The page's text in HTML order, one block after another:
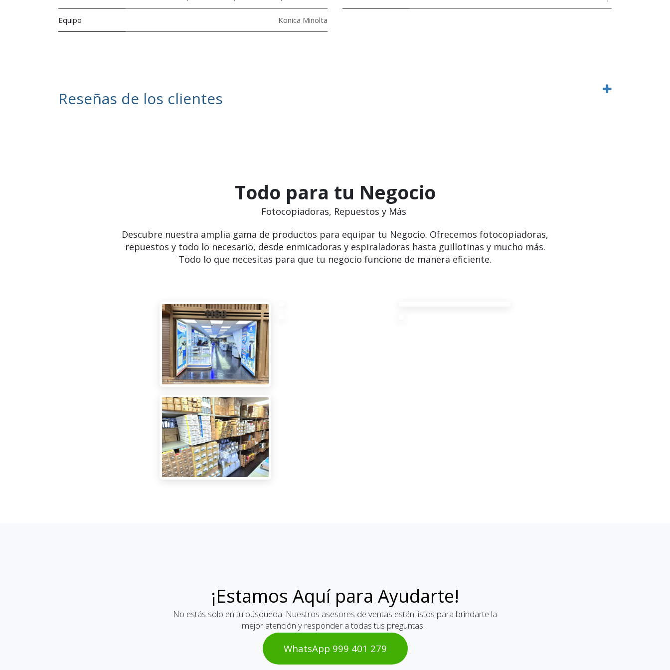
Equipo Konica Minolta
Reseñas de los clientes
Todo para tu Negocio
Fotocopiadoras, Repuestos y Más
Descubre nuestra amplia gama de productos para equipar tu Negocio. Ofrecemos fotocopiadoras,
repuestos y todo lo necesario, desde enmicadoras y espiraladoras hasta guillotinas y mucho más.
Todo lo que necesitas para que tu negocio funcione de manera eficiente.
¡Estamos Aquí para Ayudarte!
No estás solo en tu búsqueda. Nuestros asesores de ventas están listos para brindarte la
mejor atención y responder a todas tus preguntas.
WhatsAp​​​​p 999 401 2​​79